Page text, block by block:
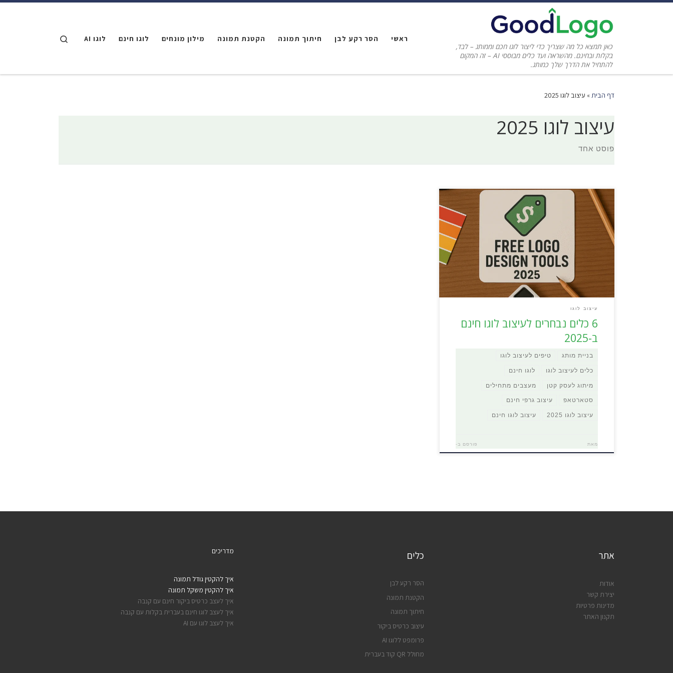
כאן תמצא כל מה שצריך כדי ליצור לוגו חכם וממותג – לבד,
בקלות ובחינם. מהשראה ועד כלים מבוססי AI – זה המקום
להתחיל את הדרך שלך כמותג.
ראשי הסר רקע לבן חיתוך תמונה הקטנת תמונה מילון מונחים לוגו חינם לוגו AI
דף הבית » עיצוב לוגו 2025
עיצוב לוגו 2025
פוסט אחד
האם ידעתם שאתם יכולים לעצב לוגו מרהיב בחינם לגמרי?
עם ההתקדמות הטכנולוגית, שנת 2025 מביאה איתה מגוון
כלים חדשניים שמאפשרים לכל אחד ואחת ליצור לוגו מקצועי
בקלות מדהימה. אספנו עבורכם את 6 הכלים המובילים
והמומלצים ביותר לעיצוב לוגו חינם, שיעזרו לכם להגשים את
החזון של המותג שלכם. הנה 3 טיפים […]
עיצוב לוגו
6 כלים נבחרים לעיצוב לוגו חינם
ב-2025
בניית מותג טיפים לעיצוב לוגו
כלים לעיצוב לוגו לוגו חינם
מיתוג לעסק קטן מעצבים מתחילים
סטארטאפ עיצוב גרפי חינם
עיצוב לוגו 2025 עיצוב לוגו חינם
מאת פורסם ב-
אתר
אודות
יצירת קשר
מדינות פרטיות
תקנון האתר
כלים
הסר רקע לבן
הקטנת תמונה
חיתוך תמונה
עיצוב כרטיס ביקור
פרומפט ללוגו AI
מחולל QR קוד בעברית
מדריכים
איך להקטין גודל תמונה
איך להקטין משקל תמונה
איך לעצב כרטיס ביקור חינם עם קנבה
איך לעצב לוגו חינם בעברית בקלות עם קנבה
איך לעצב לוגו עם AI